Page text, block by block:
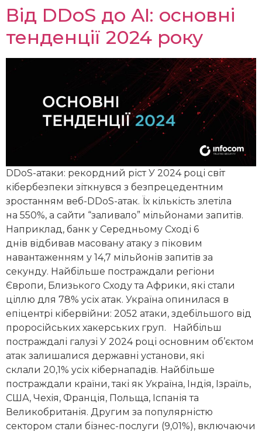
Від DDoS до AI: основні
тенденції 2024 року
DDoS-атаки: рекордний ріст У 2024 році світ
кібербезпеки зіткнувся з безпрецедентним
зростанням веб-DDoS-атак. Їх кількість злетіла
на 550%, а сайти “заливало” мільйонами запитів.
Наприклад, банк у Середньому Сході 6
днів відбивав масовану атаку з піковим
навантаженням у 14,7 мільйонів запитів за
секунду. Найбільше постраждали регіони
Європи, Близького Сходу та Африки, які стали
ціллю для 78% усіх атак. Україна опинилася в
епіцентрі кібервійни: 2052 атаки, здебільшого від
проросійських хакерських груп. Найбільш
постраждалі галузі У 2024 році основним об’єктом
атак залишалися державні установи, які
склали 20,1% усіх кібернападів. Найбільше
постраждали країни, такі як Україна, Індія, Ізраїль,
США, Чехія, Франція, Польща, Іспанія та
Великобританія. Другим за популярністю
сектором стали бізнес-послуги (9,01%), включаючи